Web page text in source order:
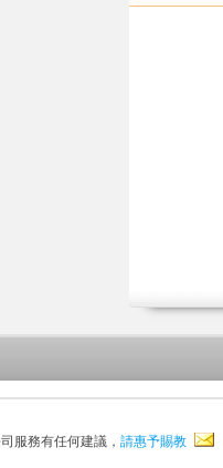
服務有任何建議， 請惠予賜教